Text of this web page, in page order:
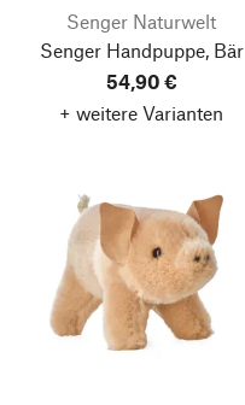
Senger Naturwelt
Senger Handpuppe, Bär
54,90 €
+ weitere Varianten